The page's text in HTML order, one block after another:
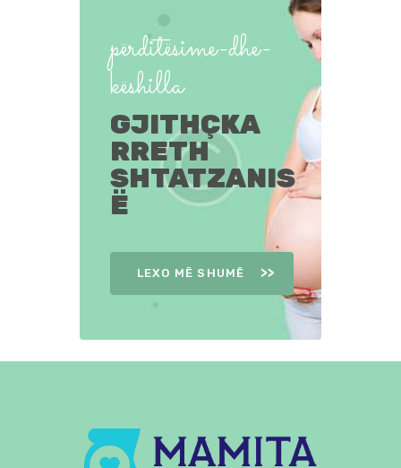
përditësime-dhe-
këshilla
GJITHÇKA
RRETH
SHTATZANIS
Ë
LEXO MË SHUMË